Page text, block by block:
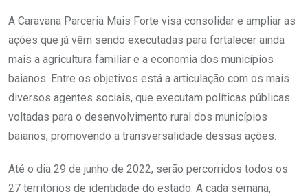
A Caravana Parceria Mais Forte visa consolidar e ampliar as
ações que já vêm sendo executadas para fortalecer ainda
mais a agricultura familiar e a economia dos municípios
baianos. Entre os objetivos está a articulação com os mais
diversos agentes sociais, que executam políticas públicas
voltadas para o desenvolvimento rural dos municípios
baianos, promovendo a transversalidade dessas ações.
Até o dia 29 de junho de 2022, serão percorridos todos os
27 territórios de identidade do estado. A cada semana,